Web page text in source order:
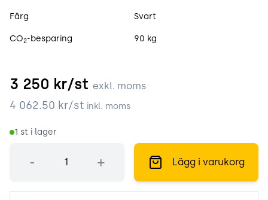
Färg Svart
CO2-besparing 90 kg
3 250 kr/st exkl. moms
4 062.50 kr/st inkl. moms
1 st i lager
- + Lägg i varukorg